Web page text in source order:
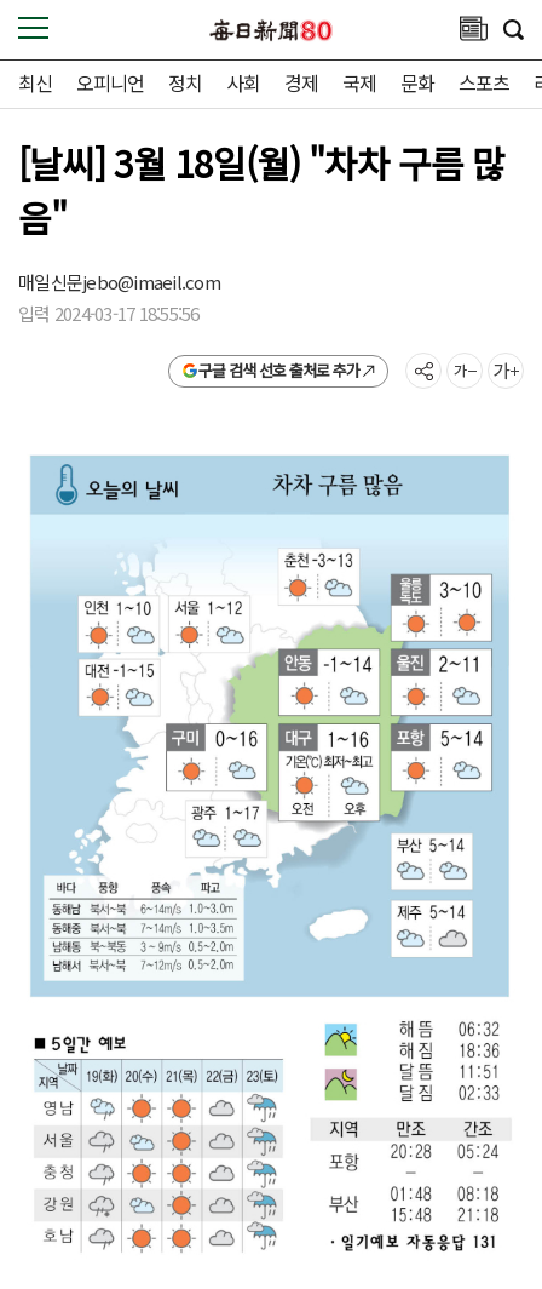
최신 오피니언 정치 사회 경제 국제 문화 스포츠
[날씨] 3월 18일(월) "차차 구름 많
음"
매일신문jebo@imaeil.com
입력 2024-03-17 18:55:56
구글 검색 선호 출처로 추가